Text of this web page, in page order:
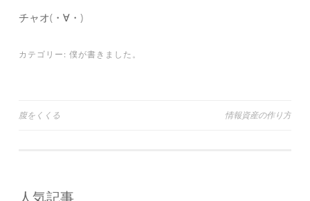
チャオ(・∀・)
カテゴリー: 僕が書きました。
投
腹をくくる 情報資産の作り方
人気記事